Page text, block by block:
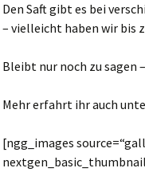
Den Saft gibt es bei
– vielleicht haben wir bis
Bleibt nur noch zu sagen
Mehr erfahrt ihr auch
[ngg_images